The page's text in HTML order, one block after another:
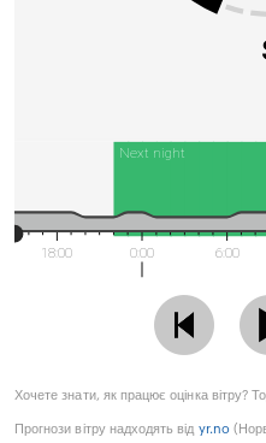
Next night
18:00 0:00 6:00
Хочете знати, як працює оцінка вітру?
Прогнози вітру надходять від yr.no